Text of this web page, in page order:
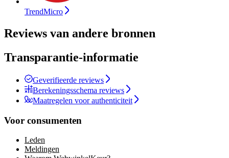
TrendMicro
Reviews van andere bronnen
Transparantie-informatie
Geverifieerde reviews
Berekeningsschema reviews
Maatregelen voor authenticiteit
Voor consumenten
Leden
Meldingen